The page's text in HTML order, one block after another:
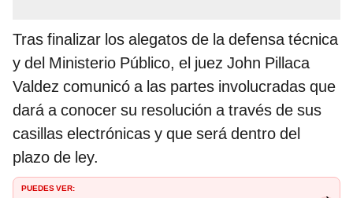
Tras finalizar los alegatos de la defensa técnica
y del Ministerio Público, el juez John Pillaca
Valdez comunicó a las partes involucradas que
dará a conocer su resolución a través de sus
casillas electrónicas y que será dentro del
plazo de ley.
PUEDES VER: